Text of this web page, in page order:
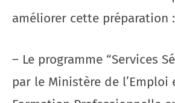
améliorer cette préparation :
– Le programme “Services
par le Ministère de l’Emploi